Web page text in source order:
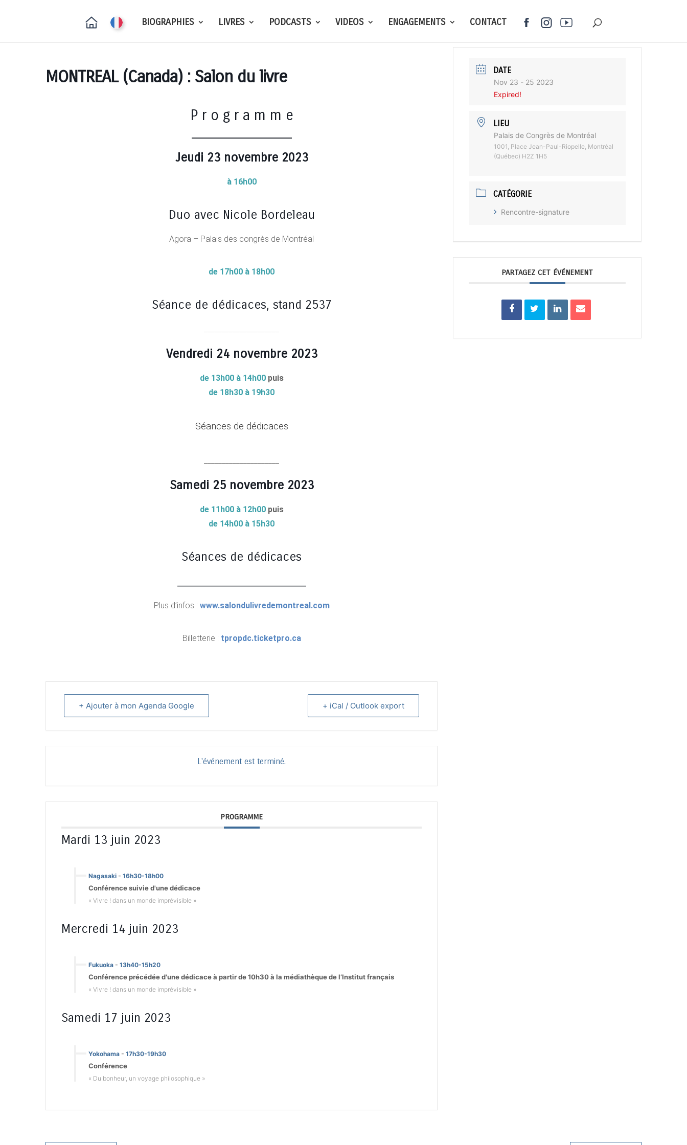
BIOGRAPHIES LIVRES PODCASTS VIDEOS ENGAGEMENTS CONTACT
MONTREAL (Canada) : Salon du livre
P r o g r a m m e
Jeudi 23 novembre 2023
à 16h00
Duo avec Nicole Bordeleau
Agora – Palais des congrès de Montréal
de 17h00 à 18h00
Séance de dédicaces, stand 2537
Vendredi 24 novembre 2023
de 13h00 à 14h00puis
de 18h30 à 19h30
Séances de dédicaces
Samedi 25 novembre 2023
de 11h00 à 12h00puis
de 14h00 à 15h30
Séances de dédicaces
Plus d’infos : www.salondulivredemontreal.com
Billetterie : tpropdc.ticketpro.ca
+ Ajouter à mon Agenda Google + iCal / Outlook export
L'événement est terminé.
PROGRAMME
Mardi 13 juin 2023
Nagasaki - 16h30-18h00
Conférence suivie d'une dédicace
« Vivre ! dans un monde imprévisible »
Mercredi 14 juin 2023
Fukuoka - 13h40-15h20
Conférence précédée d'une dédicace à partir de 10h30 à la médiathèque de l’Institut français
« Vivre ! dans un monde imprévisible »
Samedi 17 juin 2023
Yokohama - 17h30-19h30
Conférence
« Du bonheur, un voyage philosophique »
DATE
Nov 23 - 25 2023
Expired!
LIEU
Palais de Congrès de Montréal
1001, Place Jean-Paul-Riopelle, Montréal
(Québec) H2Z 1H5
CATÉGORIE
Rencontre-signature
PARTAGEZ CET ÉVÉNEMENT